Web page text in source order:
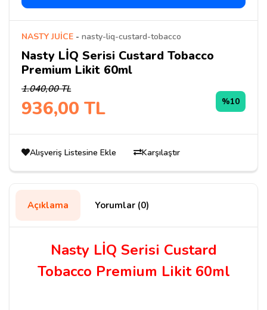
NASTY JUİCE - nasty-liq-custard-tobacco
Nasty LİQ Serisi Custard Tobacco
Premium Likit 60ml
1.040,00 TL
936,00 TL %10
Alışveriş Listesine Ekle Karşılaştır
Açıklama Yorumlar (0)
Nasty LİQ Serisi Custard
Tobacco Premium Likit 60ml